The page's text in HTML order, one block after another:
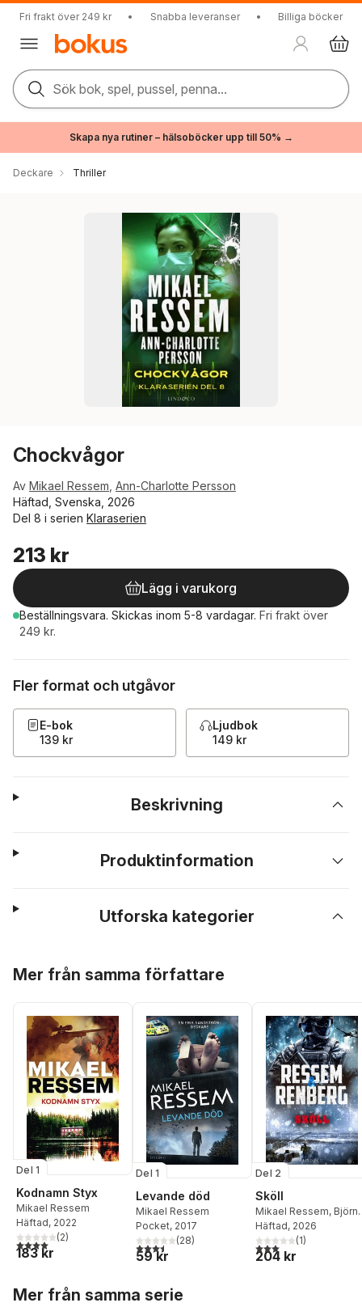
Fri frakt över 249 kr • Snabba leveranser • Billiga böcker
Sök bok, spel, pussel, penna...
Skapa nya rutiner – hälsoböcker upp till 50% →
Deckare Thriller
Chockvågor
Av Mikael Ressem Ann-Charlotte Persson
Häftad, Svenska, 2026
Del 8 i serien Klaraserien
213 kr
Lägg i varukorg
Beställningsvara. Skickas inom 5-8 vardagar. Fri frakt över
249 kr.
Fler format och utgåvor
E-bok
139 kr
Ljudbok
149 kr
Beskrivning
Produktinformation
Utforska kategorier
Mer från samma författare
Del 1
Kodnamn Styx
Mikael Ressem
Häftad, 2022
4,0utav 5 stjärnor. Totalt antal röster:
(2)
183 kr
Del 1
Levande död
Mikael Ressem
Pocket, 2017
3,5utav 5 stjärnor. Totalt antal röster:
(28)
59 kr
Del 2
Sköll
Mikael Ressem, Björn
Renberg
Häftad, 2026
3,0utav 5 stjärnor.
(1)
204 kr
Mer från samma serie